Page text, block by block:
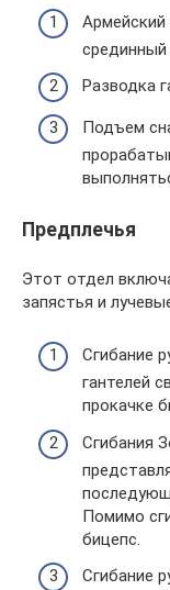
Армейский
срединный
Разводка
Подъем
Предплечья
Этот отдел
запястья и
Сгибание
гантелей
прокачке
Сгибания
Помимо
бицепс.
Сгибание